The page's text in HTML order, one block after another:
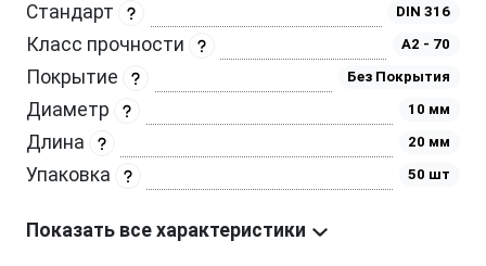
Стандарт DIN 316
Класс прочности A2 - 70
Покрытие Без Покрытия
Диаметр 10 мм
Длина 20 мм
Упаковка 50 шт
Показать все характеристики